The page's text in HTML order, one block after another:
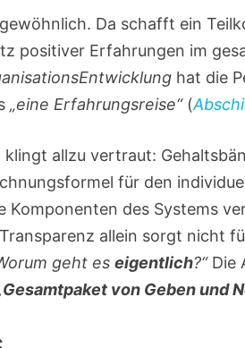
Da schafft ein
positiver Erfahrungen im
hat die
„eine Erfahrungsreise“(
allzu vertraut:
für den
Komponenten des Systems
allein sorgt nicht
geht eseigentlich?“Die
von Geben und